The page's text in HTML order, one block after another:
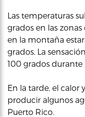
Las temperaturas
grados en las
en la montaña
grados. La
100 grados durante
En la tarde, el calor
producir algunos
Puerto Rico.